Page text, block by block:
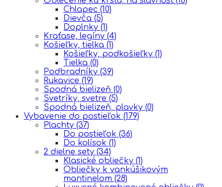
Chlapec (10)
Dievča (5)
Doplnky (1)
Kraťase, legíny (4)
Košieľky, tielka (1)
Košieľky, podkošieľky (1)
Tielka (0)
Podbradníky (39)
Rukavice (19)
Spodná bielizeň (0)
Svetríky, svetre (5)
Spodná bielizeň, plavky (0)
Vybavenie do postieľok (179)
Plachty (37)
Do postieľok (36)
Do kolísok (1)
2 dielne sety (34)
Klasické obliečky (1)
Obliečky k vankúšikovým
mantinelom (28)